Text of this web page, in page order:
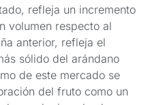
refleja un incremento
volumen respecto al
anterior, refleja el
sólido del arándano
de este mercado se
del fruto como un